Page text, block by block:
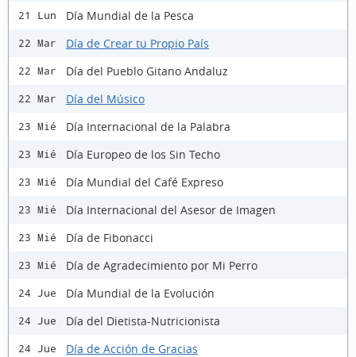
21 Lun Día Mundial de la Pesca
22 Mar Día de Crear tu Propio País
22 Mar Día del Pueblo Gitano Andaluz
22 Mar Día del Músico
23 Mié Día Internacional de la Palabra
23 Mié Día Europeo de los Sin Techo
23 Mié Día Mundial del Café Expreso
23 Mié Día Internacional del Asesor de Imagen
23 Mié Día de Fibonacci
23 Mié Día de Agradecimiento por Mi Perro
24 Jue Día Mundial de la Evolución
24 Jue Día del Dietista-Nutricionista
24 Jue Día de Acción de Gracias